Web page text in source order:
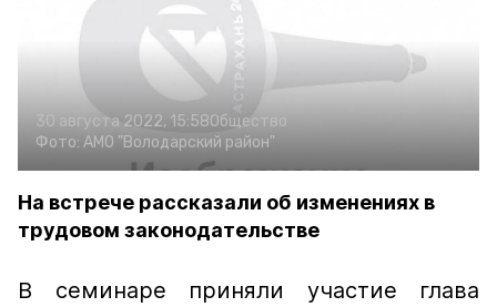
30 августа 2022, 15:58Общество
Фото: АМО "Володарский район"
На встрече рассказали об изменениях в
трудовом законодательстве
В семинаре приняли участие глава